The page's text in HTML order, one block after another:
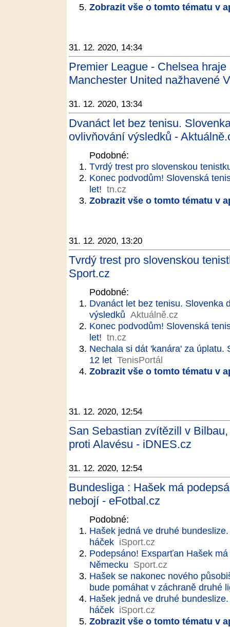
Zobrazit vše o tomto tématu v
31. 12. 2020, 14:34
Premier League - Chelsea
Manchester United nažhavené
31. 12. 2020, 13:34
Dvanáct let bez tenisu.
ovlivňování výsledků -
Podobné:
Tvrdý trest pro slovenskou
Konec podvodům! Slovenská
let! tn.cz
Zobrazit vše o tomto tématu v
31. 12. 2020, 13:20
Tvrdý trest pro slovenskou
Sport.cz
Podobné:
Dvanáct let bez tenisu. Slovenka
výsledků Aktuálně.cz
Konec podvodům! Slovenská
let! tn.cz
Nechala si dát 'kanára' za úplatu.
12 let TenisPortál
Zobrazit vše o tomto tématu v
31. 12. 2020, 12:54
San Sebastian zvítězill v
proti Alavésu - iDNES.cz
31. 12. 2020, 12:54
Bundesliga : Hašek má
nebojí - eFotbal.cz
Podobné:
Hašek jedná ve druhé
háček iSport.cz
Podepsáno! Exsparťan Hašek
Německu Sport.cz
Hašek se nakonec nového
bude pomáhat v záchraně druhé
Hašek jedná ve druhé
háček iSport.cz
Zobrazit vše o tomto tématu v